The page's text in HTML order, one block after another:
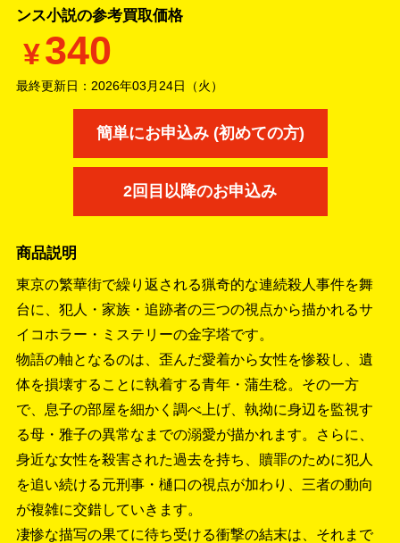
ンス小説の参考買取価格
¥340
最終更新日： 2026年03月24日（火）
簡単にお申込み (初めての方)
2回目以降のお申込み
商品説明
東京の繁華街で繰り返される猟奇的な連続殺人事件を舞
台に、犯人・家族・追跡者の三つの視点から描かれるサ
イコホラー・ミステリーの金字塔です。
物語の軸となるのは、歪んだ愛着から女性を惨殺し、遺
体を損壊することに執着する青年・蒲生稔。その一方
で、息子の部屋を細かく調べ上げ、執拗に身辺を監視す
る母・雅子の異常なまでの溺愛が描かれます。さらに、
身近な女性を殺害された過去を持ち、贖罪のために犯人
を追い続ける元刑事・樋口の視点が加わり、三者の動向
が複雑に交錯していきます。
凄惨な描写の果てに待ち受ける衝撃の結末は、それまで